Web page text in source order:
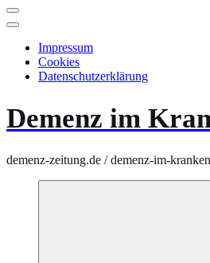
Impressum
Cookies
Datenschutzerklärung
Demenz im
demenz-zeitung.de / demenz-im-